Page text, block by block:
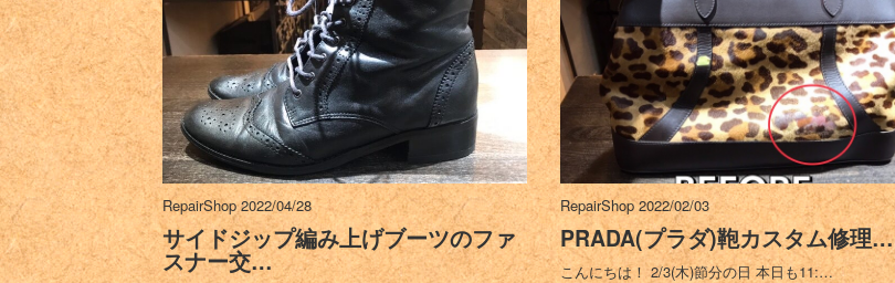
RepairShop2022/04/28
サイドジップ編み上げブーツのファ
スナー交…
RepairShop2022/02/03
PRADA(プラダ)鞄カスタム修理…
こんにちは！ 2/3(木)節分の日 本日も11:…